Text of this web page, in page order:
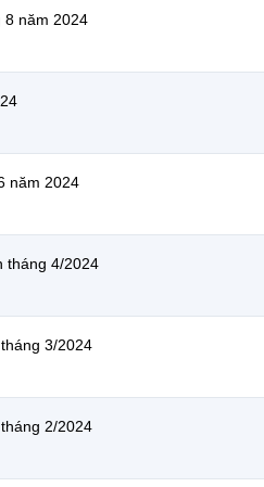
8 năm 2024
năm 2024
tháng 4/2024
3/2024
2/2024